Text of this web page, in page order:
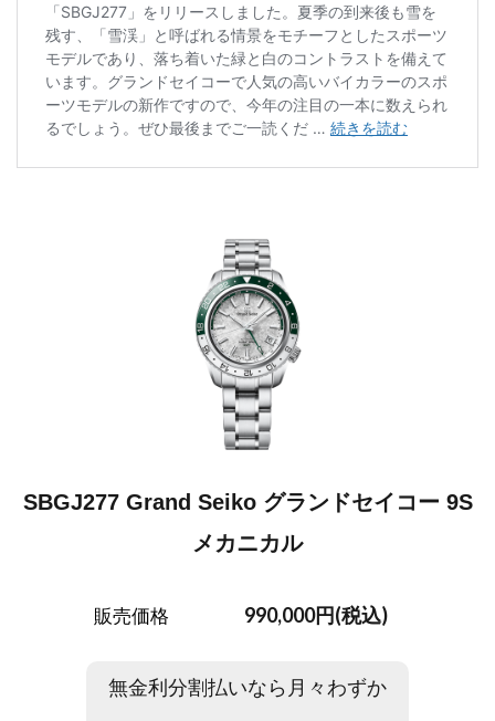
SBGJ277 Grand Seiko グランドセイコー 9S
メカニカル
販売価格 990,000円(税込)
無金利分割払いなら月々わずか